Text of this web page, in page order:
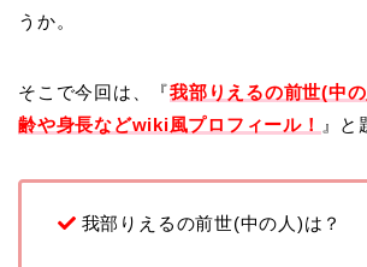
うか。
そこで今回は、『我部りえるの前世(中
齢や身長などwiki風プロフィール！
』と
我部りえるの前世(中の人)は？